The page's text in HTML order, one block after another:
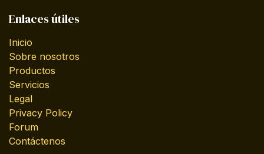
Enlaces útiles
Inicio
Sobre nosotros
Productos
Servicios
Legal
Privacy Policy
Forum
Contáctenos